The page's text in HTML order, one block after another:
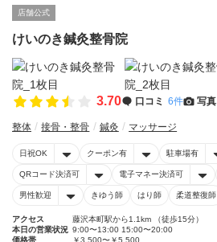
店舗公式
けいのき鍼灸整骨院
3.70 口コミ 6件 写真
整体 接骨・整骨 鍼灸 マッサージ
日祝OK クーポン有 駐車場有
QRコード決済可 電子マネー決済可
男性歓迎 きゆう師 はり師 柔道整復師
アクセス
藤沢本町駅から1.1km （徒歩15分）
本日の営業状況 9:00〜13:00 15:00〜20:00
価格帯
￥3,500〜￥5,500